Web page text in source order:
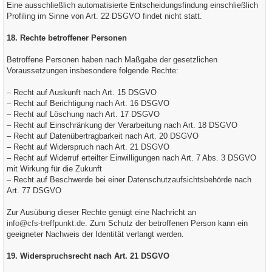
Eine ausschließlich automatisierte Entscheidungsfindung einschließlich
Profiling im Sinne von Art. 22 DSGVO findet nicht statt.
18. Rechte betroffener Personen
Betroffene Personen haben nach Maßgabe der gesetzlichen
Voraussetzungen insbesondere folgende Rechte:
– Recht auf Auskunft nach Art. 15 DSGVO
– Recht auf Berichtigung nach Art. 16 DSGVO
– Recht auf Löschung nach Art. 17 DSGVO
– Recht auf Einschränkung der Verarbeitung nach Art. 18 DSGVO
– Recht auf Datenübertragbarkeit nach Art. 20 DSGVO
– Recht auf Widerspruch nach Art. 21 DSGVO
– Recht auf Widerruf erteilter Einwilligungen nach Art. 7 Abs. 3 DSGVO
mit Wirkung für die Zukunft
– Recht auf Beschwerde bei einer Datenschutzaufsichtsbehörde nach
Art. 77 DSGVO
Zur Ausübung dieser Rechte genügt eine Nachricht an
info@cfs-treffpunkt.de. Zum Schutz der betroffenen Person kann ein
geeigneter Nachweis der Identität verlangt werden.
19. Widerspruchsrecht nach Art. 21 DSGVO